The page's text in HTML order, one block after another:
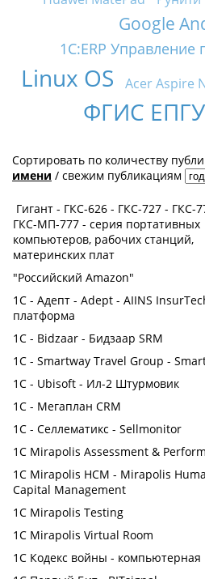
Google
1С:ERP Управление
Linux OS Acer Aspire
ФГИС
Сортировать по количеству
имени / свежим публикациям
Гигант - ГКС-626 - ГКС-727 - ГКС-
ГКС-МП-777 - серия портативных
компьютеров, рабочих станций,
материнских плат
"Российский Amazon"
1C - Адепт - Adept - AIINS
платформа
1С - Bidzaar - Бидзаар SRM
1С - Smartway Travel Group -
1С - Ubisoft - Ил-2 Штурмовик
1С - Мегаплан CRM
1С - Селлематикс - Sellmonitor
1С Mirapolis Assessment &
1С Mirapolis HCM - Mirapolis
Capital Management
1С Mirapolis Testing
1С Mirapolis Virtual Room
1С Кодекс войны - компьютерная